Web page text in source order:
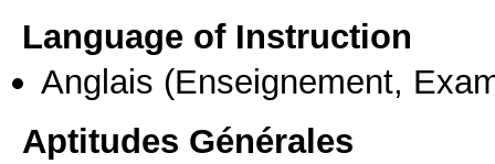
Language of Instruction
Anglais (Enseignement,
Aptitudes Générales